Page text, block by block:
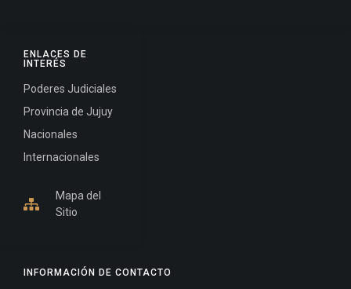
INFORMACIÓN DE CONTACTO
ENLACES DE
INTERÉS
Poderes Judiciales
Provincia de Jujuy
Nacionales
Internacionales
Mapa del
Sitio